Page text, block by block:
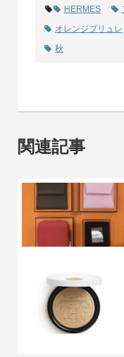
HERMES
オレンジブリュレ
秋
関連記事